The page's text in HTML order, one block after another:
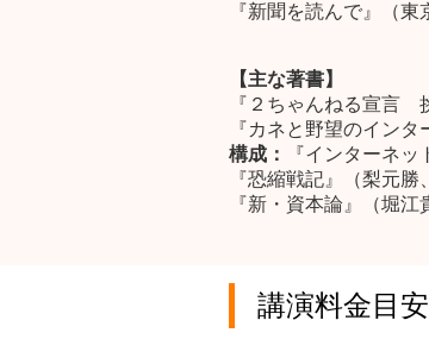
『新聞を読んで』（東
【主な著書】
『２ちゃんねる宣言
『カネと野望のイン
構成：
『インターネ
『恐縮戦記』（梨元
『新・資本論』（堀
講演料金目安